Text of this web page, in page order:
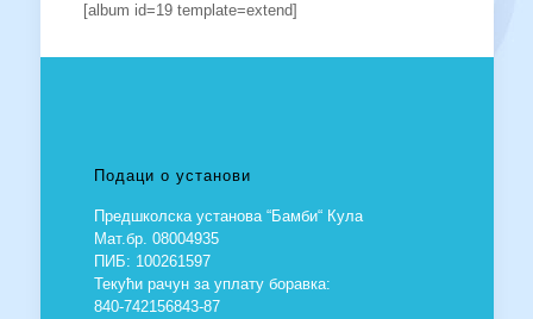
[album id=19 template=extend]
Подаци о установи
Предшколска установа “Бамби“ Кула
Мат.бр. 08004935
ПИБ: 100261597
Текући рачун за уплату боравка:
840-742156843-87